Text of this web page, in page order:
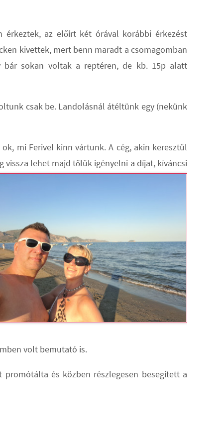
az előírt két órával korábbi érkezést
kivettek, mert benn maradt a csomagomban
bár sokan voltak a reptéren, de kb. 15p alatt
csak be. Landolásnál átéltünk egy (nekünk
mi Ferivel kinn vártunk. A cég, akin keresztül
lehet majd tőlük igényelni a díjat, kíváncsi
volt bemutató is.
és közben részlegesen besegített a